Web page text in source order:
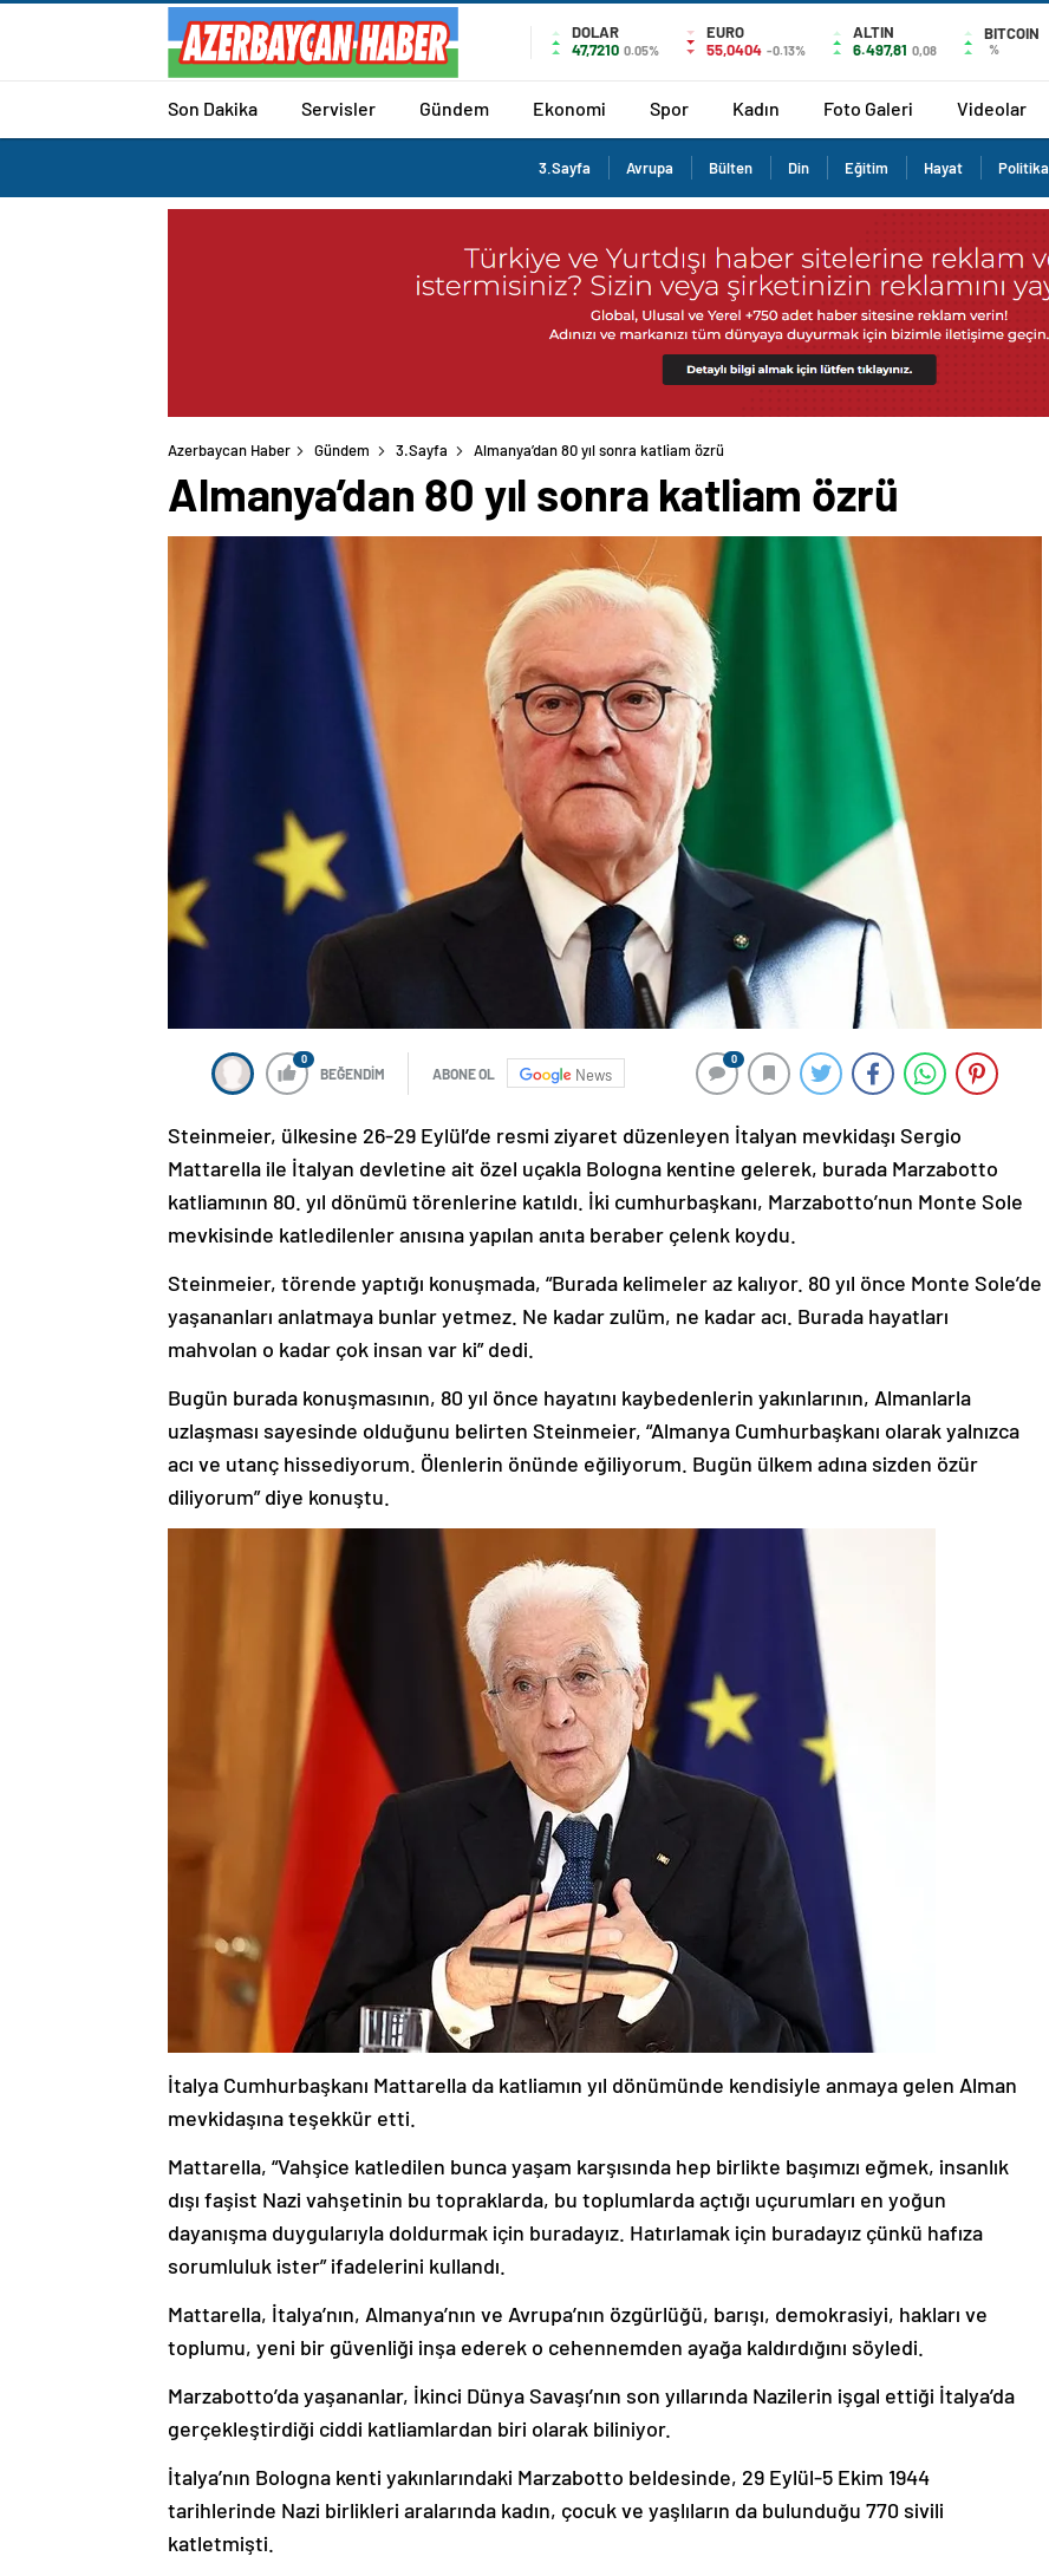
DOLAR
47,7210 0.05%
EURO
55,0404 -0.13%
ALTIN
6.497,81 0,08
BITCOIN
%
Son Dakika Servisler Gündem Ekonomi Spor Kadın Foto Galeri Videolar
3.Sayfa Avrupa Bülten Din Eğitim Hayat Politika
Azerbaycan Haber Gündem 3.Sayfa Almanya’dan 80 yıl sonra katliam özrü
Almanya’dan 80 yıl sonra katliam özrü
0
BEĞENDİM ABONE OL News
0
Steinmeier, ülkesine 26-29 Eylül’de resmi ziyaret düzenleyen İtalyan mevkidaşı Sergio
Mattarella ile İtalyan devletine ait özel uçakla Bologna kentine gelerek, burada Marzabotto
katliamının 80. yıl dönümü törenlerine katıldı. İki cumhurbaşkanı, Marzabotto’nun Monte Sole
mevkisinde katledilenler anısına yapılan anıta beraber çelenk koydu.
Steinmeier, törende yaptığı konuşmada, “Burada kelimeler az kalıyor. 80 yıl önce Monte Sole’de
yaşananları anlatmaya bunlar yetmez. Ne kadar zulüm, ne kadar acı. Burada hayatları
mahvolan o kadar çok insan var ki” dedi.
Bugün burada konuşmasının, 80 yıl önce hayatını kaybedenlerin yakınlarının, Almanlarla
uzlaşması sayesinde olduğunu belirten Steinmeier, “Almanya Cumhurbaşkanı olarak yalnızca
acı ve utanç hissediyorum. Ölenlerin önünde eğiliyorum. Bugün ülkem adına sizden özür
diliyorum” diye konuştu.
İtalya Cumhurbaşkanı Mattarella da katliamın yıl dönümünde kendisiyle anmaya gelen Alman
mevkidaşına teşekkür etti.
Mattarella, “Vahşice katledilen bunca yaşam karşısında hep birlikte başımızı eğmek, insanlık
dışı faşist Nazi vahşetinin bu topraklarda, bu toplumlarda açtığı uçurumları en yoğun
dayanışma duygularıyla doldurmak için buradayız. Hatırlamak için buradayız çünkü hafıza
sorumluluk ister” ifadelerini kullandı.
Mattarella, İtalya’nın, Almanya’nın ve Avrupa’nın özgürlüğü, barışı, demokrasiyi, hakları ve
toplumu, yeni bir güvenliği inşa ederek o cehennemden ayağa kaldırdığını söyledi.
Marzabotto’da yaşananlar, İkinci Dünya Savaşı’nın son yıllarında Nazilerin işgal ettiği İtalya’da
gerçekleştirdiği ciddi katliamlardan biri olarak biliniyor.
İtalya’nın Bologna kenti yakınlarındaki Marzabotto beldesinde, 29 Eylül-5 Ekim 1944
tarihlerinde Nazi birlikleri aralarında kadın, çocuk ve yaşlıların da bulunduğu 770 sivili
katletmişti.